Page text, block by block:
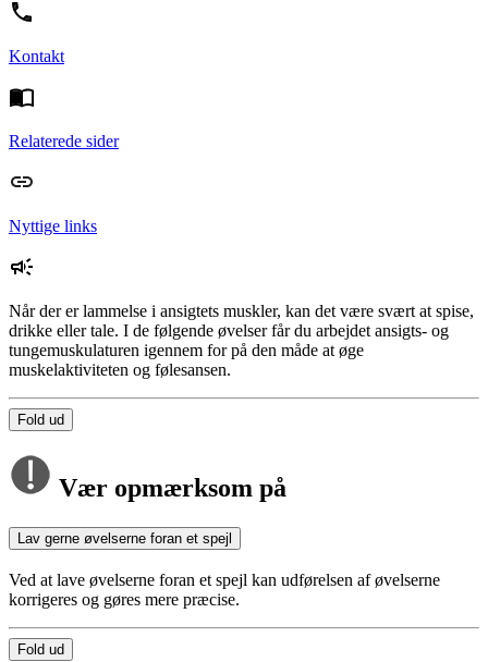
Kontakt
Relaterede sider
Nyttige links
Når der er lammelse i ansigtets muskler, kan det være svært at spise,
drikke eller tale. I de følgende øvelser får du arbejdet ansigts- og
tungemuskulaturen igennem for på den måde at øge
muskelaktiviteten og følesansen.
Fold ud
Vær opmærksom på
Lav gerne øvelserne foran et spejl
Ved at lave øvelserne foran et spejl kan udførelsen af øvelserne
korrigeres og gøres mere præcise.
Fold ud